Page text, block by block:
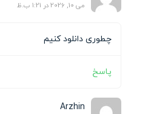
می 10, 2026 در 1:21 ب.ظ
چطوری دانلود کنیم
پاسخ
Arzhin